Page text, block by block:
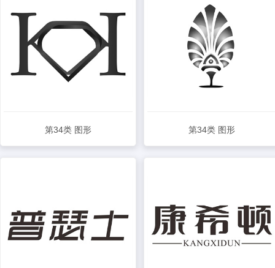
第34类 图形 第34类 图形